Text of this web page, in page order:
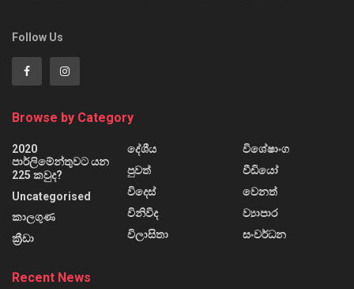
Follow Us
Browse by Category
2020
පාර්ලිමේන්තුවට යන
225 කවුද?
Uncategorised
කාලගුණ
ක්‍රීඩා
දේශීය
පුවත්
විදෙස්
විනිවිද
විලාසිතා
විශේෂාංග
වීඩියෝ
වෙනත්
ව්‍යාපාර
සංවර්ධන
Recent News